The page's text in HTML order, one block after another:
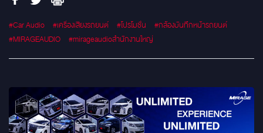
#Car Audio #เครื่องเสียงรถยนต์ #โปรโมชั่น
#กล้องบันทึกหน้ารถยนต์
#MIRAGEAUDIO
#mirageaudioสำนักงานใหญ่